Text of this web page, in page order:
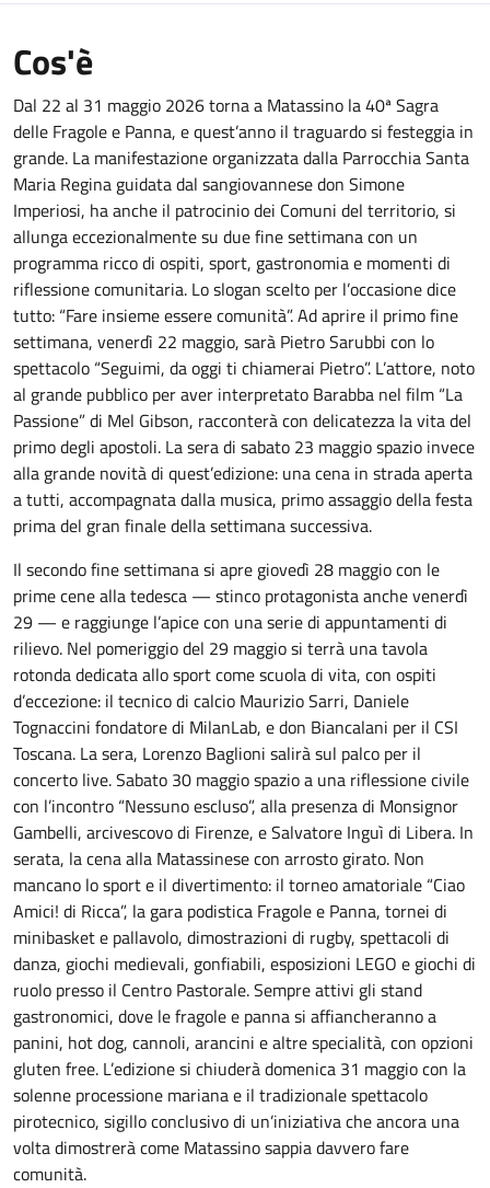
Cos'è
Dal 22 al 31 maggio 2026 torna a Matassino la 40ª Sagra
delle Fragole e Panna, e quest’anno il traguardo si festeggia in
grande. La manifestazione organizzata dalla Parrocchia Santa
Maria Regina guidata dal sangiovannese don Simone
Imperiosi, ha anche il patrocinio dei Comuni del territorio, si
allunga eccezionalmente su due fine settimana con un
programma ricco di ospiti, sport, gastronomia e momenti di
riflessione comunitaria. Lo slogan scelto per l’occasione dice
tutto: “Fare insieme essere comunità”. Ad aprire il primo fine
settimana, venerdì 22 maggio, sarà Pietro Sarubbi con lo
spettacolo “Seguimi, da oggi ti chiamerai Pietro”. L’attore, noto
al grande pubblico per aver interpretato Barabba nel film “La
Passione” di Mel Gibson, racconterà con delicatezza la vita del
primo degli apostoli. La sera di sabato 23 maggio spazio invece
alla grande novità di quest’edizione: una cena in strada aperta
a tutti, accompagnata dalla musica, primo assaggio della festa
prima del gran finale della settimana successiva.
Il secondo fine settimana si apre giovedì 28 maggio con le
prime cene alla tedesca — stinco protagonista anche venerdì
29 — e raggiunge l’apice con una serie di appuntamenti di
rilievo. Nel pomeriggio del 29 maggio si terrà una tavola
rotonda dedicata allo sport come scuola di vita, con ospiti
d’eccezione: il tecnico di calcio Maurizio Sarri, Daniele
Tognaccini fondatore di MilanLab, e don Biancalani per il CSI
Toscana. La sera, Lorenzo Baglioni salirà sul palco per il
concerto live. Sabato 30 maggio spazio a una riflessione civile
con l’incontro “Nessuno escluso”, alla presenza di Monsignor
Gambelli, arcivescovo di Firenze, e Salvatore Inguì di Libera. In
serata, la cena alla Matassinese con arrosto girato. Non
mancano lo sport e il divertimento: il torneo amatoriale “Ciao
Amici! di Ricca”, la gara podistica Fragole e Panna, tornei di
minibasket e pallavolo, dimostrazioni di rugby, spettacoli di
danza, giochi medievali, gonfiabili, esposizioni LEGO e giochi di
ruolo presso il Centro Pastorale. Sempre attivi gli stand
gastronomici, dove le fragole e panna si affiancheranno a
panini, hot dog, cannoli, arancini e altre specialità, con opzioni
gluten free. L’edizione si chiuderà domenica 31 maggio con la
solenne processione mariana e il tradizionale spettacolo
pirotecnico, sigillo conclusivo di un’iniziativa che ancora una
volta dimostrerà come Matassino sappia davvero fare
comunità.